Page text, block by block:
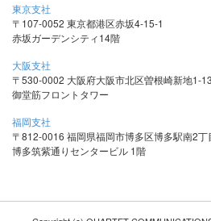
東京支社
〒107-0052 東京都港区赤坂4-15-1
赤坂ガーデンシティ14階
大阪支社
〒530-0002 大阪府大阪市北区曽根崎新地1-
御堂筋フロントタワー
福岡支社
〒812-0016 福岡県福岡市博多区博多駅南2丁
博多筑紫通りセンタービル 1階